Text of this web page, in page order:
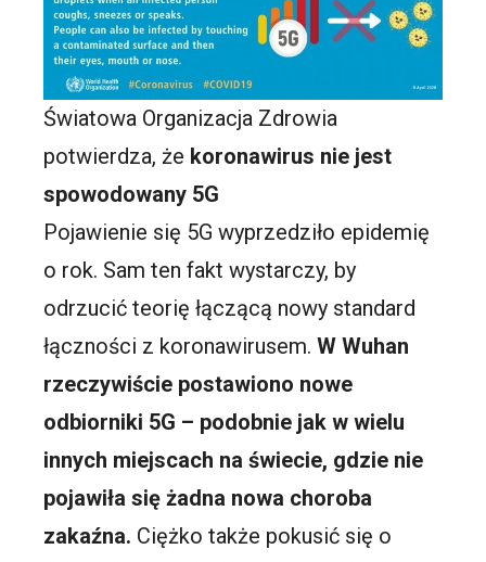
Światowa Organizacja Zdrowia
potwierdza, że koronawirus nie jest
spowodowany 5G
Pojawienie się 5G wyprzedziło epidemię
o rok. Sam ten fakt wystarczy, by
odrzucić teorię łączącą nowy standard
łączności z koronawirusem.W Wuhan
rzeczywiście postawiono nowe
odbiorniki 5G – podobnie jak w wielu
innych miejscach na świecie, gdzie nie
pojawiła się żadna nowa choroba
zakaźna. Ciężko także pokusić się o